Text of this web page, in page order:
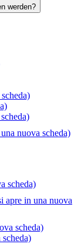
werden?
nuova scheda)
scheda)
apre in una nuova
scheda)